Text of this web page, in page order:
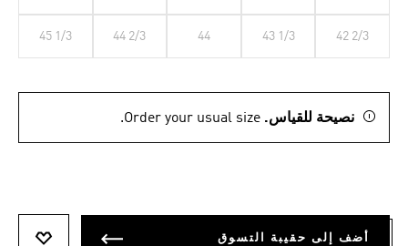
42 2/3
43 1/3
44
44 2/3
45 1/3
نصيحة للقياس. Order your usual size.
أضف إلى حقيبة التسوق